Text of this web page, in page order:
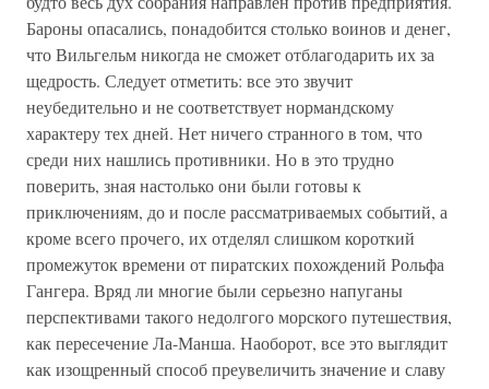
Бароны опасались, понадобится столько воинов и денег,
что Вильгельм никогда не сможет отблагодарить их за
щедрость. Следует отметить: все это звучит
неубедительно и не соответствует нормандскому
характеру тех дней. Нет ничего странного в том, что
среди них нашлись противники. Но в это трудно
поверить, зная настолько они были готовы к
приключениям, до и после рассматриваемых событий, а
кроме всего прочего, их отделял слишком короткий
промежуток времени от пиратских похождений Рольфа
Гангера. Вряд ли многие были серьезно напуганы
перспективами такого недолгого морского путешествия,
как пересечение Ла-Манша. Наоборот, все это выглядит
как изощренный способ преувеличить значение и славу